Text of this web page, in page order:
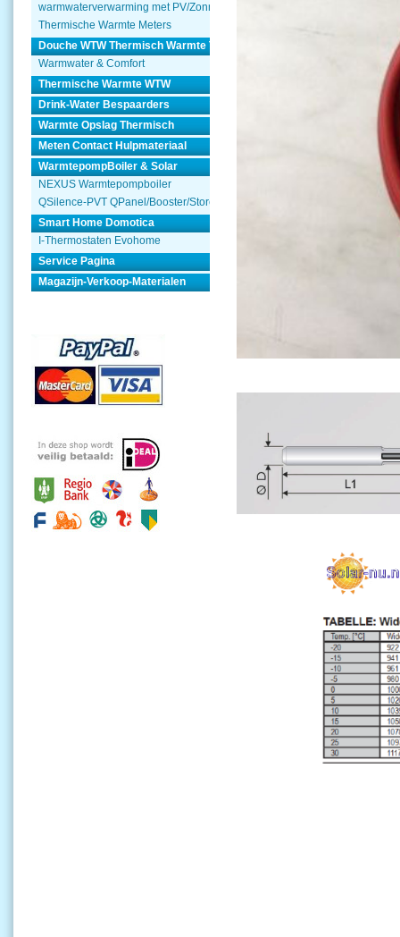
warmwaterverwarming met PV/Zonnepanelen
Thermische Warmte Meters
Douche WTW Thermisch Warmte Terugwinnen
Warmwater & Comfort
Thermische Warmte WTW
Drink-Water Bespaarders
Warmte Opslag Thermisch
Meten Contact Hulpmateriaal
WarmtepompBoiler & Solar
NEXUS Warmtepompboiler
QSilence-PVT QPanel/Booster/Store
Smart Home Domotica
I-Thermostaten Evohome
Service Pagina
Magazijn-Verkoop-Materialen